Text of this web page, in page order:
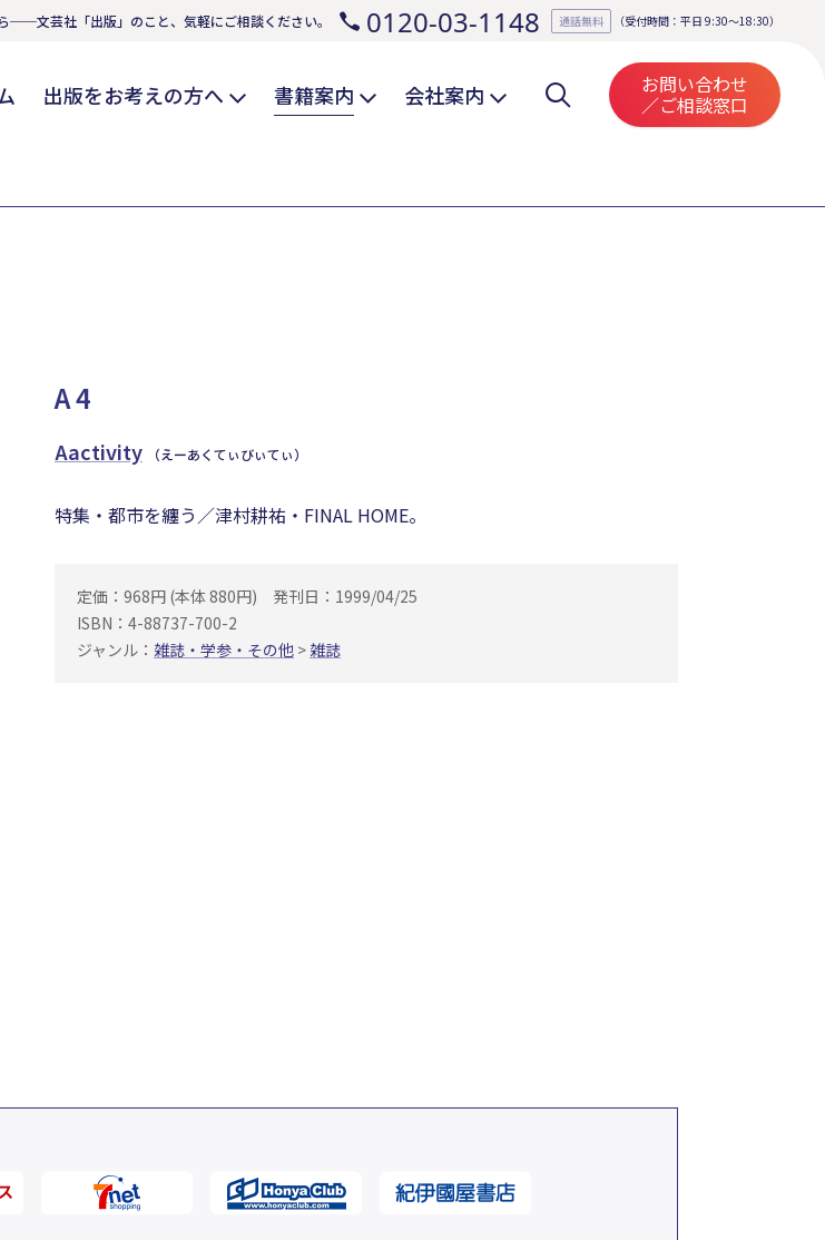
──文芸社「出版」のこと、気軽にご相談ください。 0120-03-1148 通話無料 （受付時間：平日 9:30～18:30）
出版をお考えの方へ 書籍案内 会社案内 お問い合わせ
／ご相談窓口
A 4
Aactivity （えーあくてぃびぃてぃ）
特集・都市を纏う／津村耕祐・FINAL HOME。
定価：968円 (本体 880円)
発刊日：1999/04/25
ISBN：4-88737-700-2
ジャンル： 雑誌・学参・その他 > 雑誌